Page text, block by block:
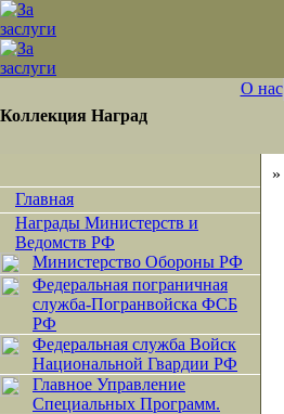
Коллекция Наград
О нас
Главная
Награды Министерств и
Ведомств РФ
Министерство Обороны РФ
Федеральная пограничная
служба-Погранвойска ФСБ
РФ
Федеральная служба Войск
Национальной Гвардии РФ
Главное Управление
Специальных Программ.
»